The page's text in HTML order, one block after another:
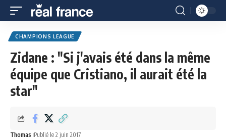
CHAMPIONS LEAGUE
Zidane : "Si j'avais été dans la même
équipe que Cristiano, il aurait été la
star"
Thomas Publié le 2 juin 2017